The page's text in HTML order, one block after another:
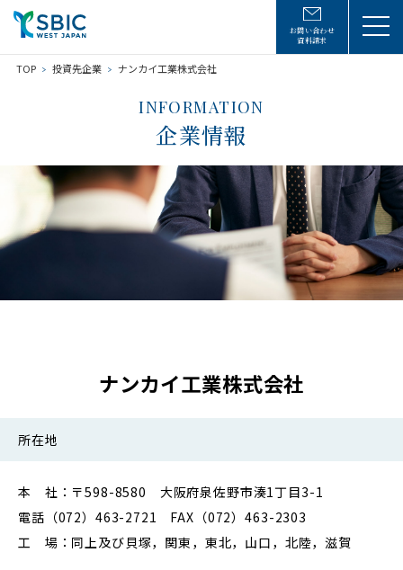
お問い合わせ
資料請求
TOP 投資先企業 ナンカイ工業株式会社
INFORMATION
企業情報
ナンカイ工業株式会社
所在地
本 社：〒598-8580 大阪府泉佐野市湊1丁目3-1
電話（072）463-2721 FAX（072）463-2303
工 場：同上及び貝塚，関東，東北，山口，北陸，滋賀